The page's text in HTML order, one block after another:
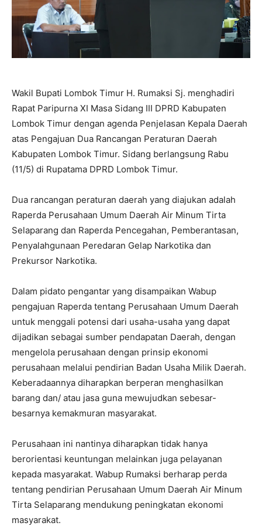
Wakil Bupati Lombok Timur H. Rumaksi Sj. menghadiri
Rapat Paripurna XI Masa Sidang III DPRD Kabupaten
Lombok Timur dengan agenda Penjelasan Kepala Daerah
atas Pengajuan Dua Rancangan Peraturan Daerah
Kabupaten Lombok Timur. Sidang berlangsung Rabu
(11/5) di Rupatama DPRD Lombok Timur.
Dua rancangan peraturan daerah yang diajukan adalah
Raperda Perusahaan Umum Daerah Air Minum Tirta
Selaparang dan Raperda Pencegahan, Pemberantasan,
Penyalahgunaan Peredaran Gelap Narkotika dan
Prekursor Narkotika.
Dalam pidato pengantar yang disampaikan Wabup
pengajuan Raperda tentang Perusahaan Umum Daerah
untuk menggali potensi dari usaha-usaha yang dapat
dijadikan sebagai sumber pendapatan Daerah, dengan
mengelola perusahaan dengan prinsip ekonomi
perusahaan melalui pendirian Badan Usaha Milik Daerah.
Keberadaannya diharapkan berperan menghasilkan
barang dan/ atau jasa guna mewujudkan sebesar-
besarnya kemakmuran masyarakat.
Perusahaan ini nantinya diharapkan tidak hanya
berorientasi keuntungan melainkan juga pelayanan
kepada masyarakat. Wabup Rumaksi berharap perda
tentang pendirian Perusahaan Umum Daerah Air Minum
Tirta Selaparang mendukung peningkatan ekonomi
masyarakat.